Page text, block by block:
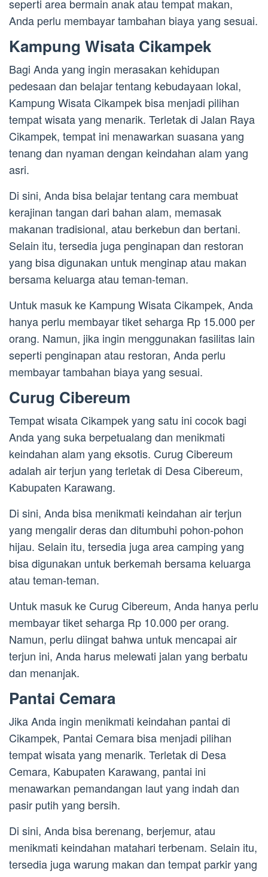
seperti area bermain anak atau tempat makan,
Anda perlu membayar tambahan biaya yang sesuai.
Kampung Wisata Cikampek
Bagi Anda yang ingin merasakan kehidupan
pedesaan dan belajar tentang kebudayaan lokal,
Kampung Wisata Cikampek bisa menjadi pilihan
tempat wisata yang menarik. Terletak di Jalan Raya
Cikampek, tempat ini menawarkan suasana yang
tenang dan nyaman dengan keindahan alam yang
asri.
Di sini, Anda bisa belajar tentang cara membuat
kerajinan tangan dari bahan alam, memasak
makanan tradisional, atau berkebun dan bertani.
Selain itu, tersedia juga penginapan dan restoran
yang bisa digunakan untuk menginap atau makan
bersama keluarga atau teman-teman.
Untuk masuk ke Kampung Wisata Cikampek, Anda
hanya perlu membayar tiket seharga Rp 15.000 per
orang. Namun, jika ingin menggunakan fasilitas lain
seperti penginapan atau restoran, Anda perlu
membayar tambahan biaya yang sesuai.
Curug Cibereum
Tempat wisata Cikampek yang satu ini cocok bagi
Anda yang suka berpetualang dan menikmati
keindahan alam yang eksotis. Curug Cibereum
adalah air terjun yang terletak di Desa Cibereum,
Kabupaten Karawang.
Di sini, Anda bisa menikmati keindahan air terjun
yang mengalir deras dan ditumbuhi pohon-pohon
hijau. Selain itu, tersedia juga area camping yang
bisa digunakan untuk berkemah bersama keluarga
atau teman-teman.
Untuk masuk ke Curug Cibereum, Anda hanya perlu
membayar tiket seharga Rp 10.000 per orang.
Namun, perlu diingat bahwa untuk mencapai air
terjun ini, Anda harus melewati jalan yang berbatu
dan menanjak.
Pantai Cemara
Jika Anda ingin menikmati keindahan pantai di
Cikampek, Pantai Cemara bisa menjadi pilihan
tempat wisata yang menarik. Terletak di Desa
Cemara, Kabupaten Karawang, pantai ini
menawarkan pemandangan laut yang indah dan
pasir putih yang bersih.
Di sini, Anda bisa berenang, berjemur, atau
menikmati keindahan matahari terbenam. Selain itu,
tersedia juga warung makan dan tempat parkir yang